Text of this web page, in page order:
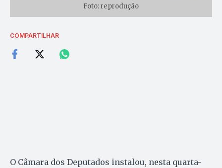
Foto: reprodução
COMPARTILHAR
O Câmara dos Deputados instalou, nesta quarta-